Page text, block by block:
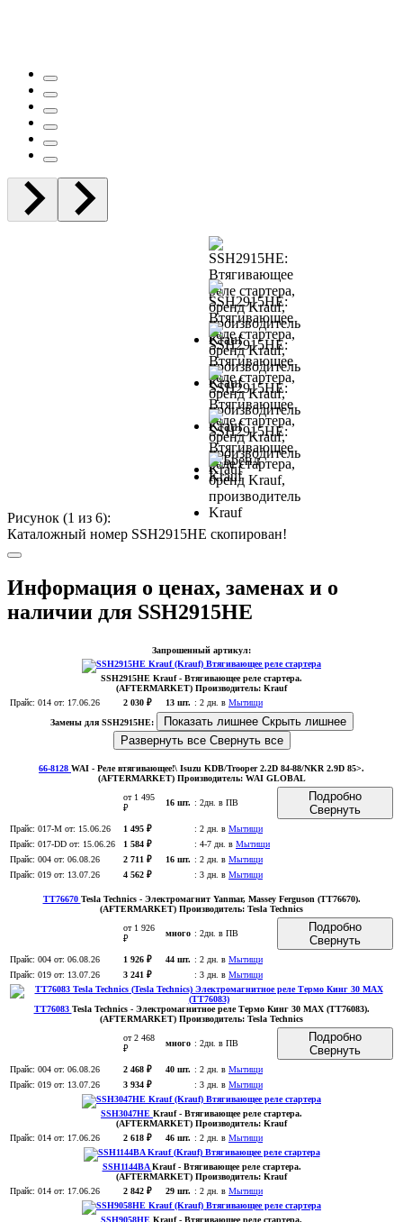
Рисунок (1 из 6):
Каталожный номер SSH2915HE скопирован!
Информация о ценах, заменах и о
наличии для SSH2915HE
Запрошенный артикул:
SSH2915HE Krauf- Втягивающее реле стартера.
(AFTERMARKET) Производитель: Krauf
Прайс: 014 от: 17.06.26 2 030 ₽ 13 шт. : 2 дн. в Мытищи
Замены для SSH2915HE:
Показать лишнее Скрыть лишнее
Развернуть все Свернуть все
66-8128 WAI - Реле втягивающее!\ Isuzu KDB/Trooper 2.2D 84-88/NKR 2.9D 85>.
(AFTERMARKET)Производитель: WAI GLOBAL
от 1 495
₽
16 шт. : 2дн. в ПВ
Подробно
Свернуть
Прайс: 017-M от: 15.06.26 1 495 ₽ : 2 дн. в Мытищи
Прайс: 017-DD от: 15.06.26 1 584 ₽ : 4-7 дн. в Мытищи
Прайс: 004 от: 06.08.26 2 711 ₽ 16 шт. : 2 дн. в Мытищи
Прайс: 019 от: 13.07.26 4 562 ₽ : 3 дн. в Мытищи
TT76670 Tesla Technics - Электромагнит Yanmar, Massey Ferguson (TT76670).
(AFTERMARKET) Производитель: Tesla Technics
от 1 926
₽
много : 2дн. в ПВ
Подробно
Свернуть
Прайс: 004 от: 06.08.26 1 926 ₽ 44 шт. : 2 дн. в Мытищи
Прайс: 019 от: 13.07.26 3 241 ₽ : 3 дн. в Мытищи
TT76083 Tesla Technics - Электромагнитное реле Термо Кинг 30 MAX (TT76083).
(AFTERMARKET) Производитель: Tesla Technics
от 2 468
₽
много : 2дн. в ПВ
Подробно
Свернуть
Прайс: 004 от: 06.08.26 2 468 ₽ 40 шт. : 2 дн. в Мытищи
Прайс: 019 от: 13.07.26 3 934 ₽ : 3 дн. в Мытищи
SSH3047HE Krauf- Втягивающее реле стартера.
(AFTERMARKET) Производитель: Krauf
Прайс: 014 от: 17.06.26 2 618 ₽ 46 шт. : 2 дн. в Мытищи
SSH1144BAKrauf- Втягивающее реле стартера.
(AFTERMARKET) Производитель: Krauf
Прайс: 014 от: 17.06.26 2 842 ₽ 29 шт. : 2 дн. в Мытищи